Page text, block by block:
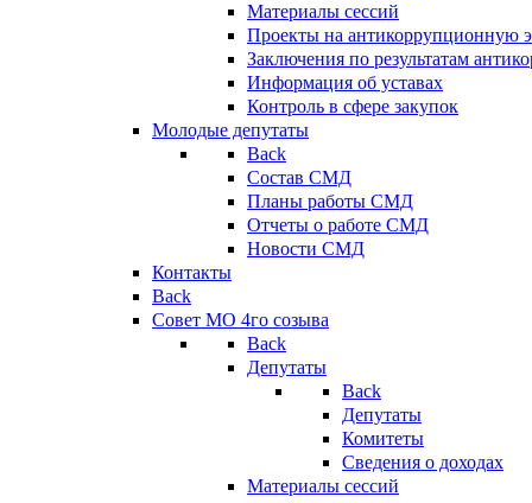
Материалы сессий
Проекты на антикоррупционную
Заключения по результатам
Информация об уставах
Контроль в сфере закупок
Молодые депутаты
Back
Состав СМД
Планы работы СМД
Отчеты о работе СМД
Новости СМД
Контакты
Back
Совет МО 4го созыва
Back
Депутаты
Back
Депутаты
Комитеты
Сведения о доходах
Материалы сессий